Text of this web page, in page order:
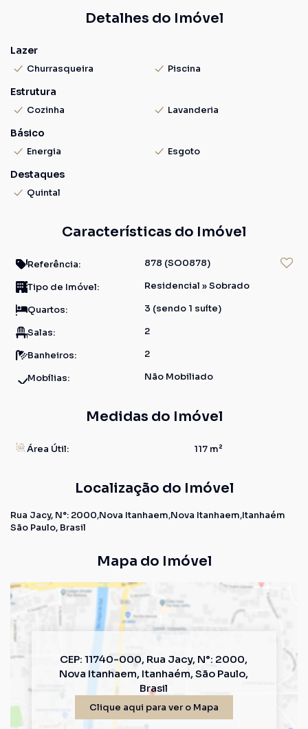
Detalhes do Imóvel
Lazer
Churrasqueira Piscina
Estrutura
Cozinha Lavanderia
Básico
Energia Esgoto
Destaques
Quintal
Características do Imóvel
Referência: 878 (SO0878)
Tipo de Imóvel: Residencial »Sobrado
Quartos: 3 (sendo 1 suíte)
Salas: 2
Banheiros: 2
Mobílias: Não Mobiliado
Medidas do Imóvel
Área Útil: 117 m²
Localização do Imóvel
Rua Jacy, N°: 2000 Nova Itanhaem Nova Itanhaem Itanhaém
São Paulo, Brasil
Mapa do Imóvel
CEP: 11740-000, Rua Jacy, N°: 2000,
Nova Itanhaem, Itanhaém,São Paulo,
Brasil
Clique aqui para ver o Mapa